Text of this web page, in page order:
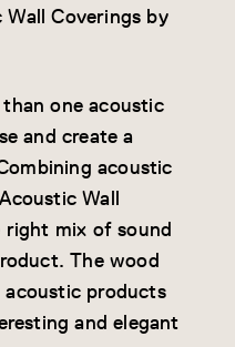
Coverings by
one acoustic
and create a
acoustic
Wall
right mix of sound
The wood
products
and elegant